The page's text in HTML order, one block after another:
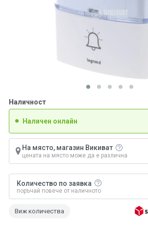
Наличност
Наличен онлайн
На място, магазин Викиват
цената на място може да е различна
Количество по заявка
поръчай повече от наличното
Виж количества